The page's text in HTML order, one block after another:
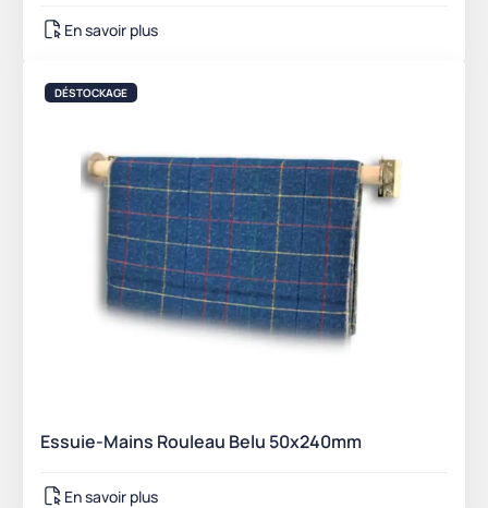
En savoir plus
DÉSTOCKAGE
Essuie-Mains Rouleau Belu 50x240mm
En savoir plus